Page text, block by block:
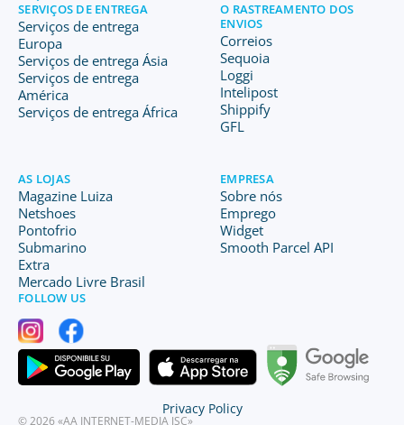
SERVIÇOS DE ENTREGA
Serviços de entrega
Europa
Serviços de entrega Ásia
Serviços de entrega
América
Serviços de entrega África
O RASTREAMENTO DOS
ENVIOS
Correios
Sequoia
Loggi
Intelipost
Shippify
GFL
AS LOJAS
Magazine Luiza
Netshoes
Pontofrio
Submarino
Extra
Mercado Livre Brasil
EMPRESA
Sobre nós
Emprego
Widget
Smooth Parcel API
FOLLOW US
© 2026 «AA INTERNET-MEDIA JSC»
Privacy Policy